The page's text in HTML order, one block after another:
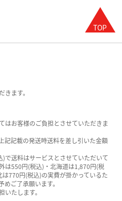
ます。
はお客様のご負担とさせていただきま
記記載の発送時送料を差し引いた金額
送料はサービスとさせていただいて
は550円(税込)・北海道は1,870円(税
770円(税込)の実費が掛かっているた
ご了承願います。
たします。